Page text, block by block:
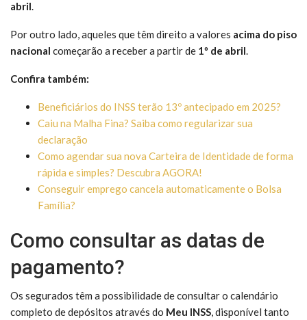
abril.
Por outro lado, aqueles que têm direito a valores acima do piso
nacional começarão a receber a partir de 1º de abril.
Confira também:
Beneficiários do INSS terão 13º antecipado em 2025?
Caiu na Malha Fina? Saiba como regularizar sua
declaração
Como agendar sua nova Carteira de Identidade de forma
rápida e simples? Descubra AGORA!
Conseguir emprego cancela automaticamente o Bolsa
Família?
Como consultar as datas de
pagamento?
Os segurados têm a possibilidade de consultar o calendário
completo de depósitos através do Meu INSS, disponível tanto